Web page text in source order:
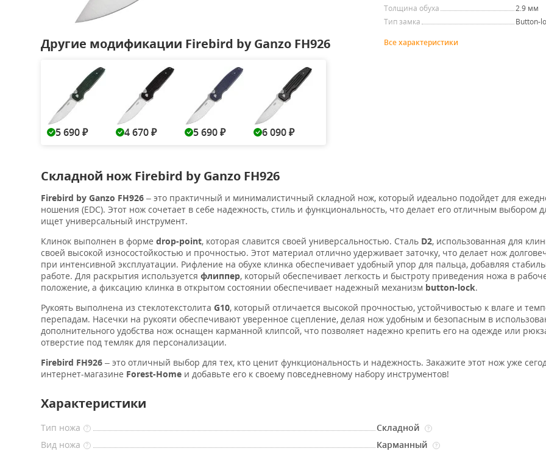
Другие модификации Firebird by Ganzo FH926
5 690 ₽ 4 670 ₽ 5 690 ₽ 6 090 ₽
Толщина обуха
2.9 мм
Тип замка
Button-
Все характеристики
Складной нож Firebird by Ganzo FH926
Firebird by Ganzo FH926 – это практичный и минималистичный складной нож, который идеально подойдет для
ношения (EDC). Этот нож сочетает в себе надежность, стиль и функциональность, что делает его отличным выбором
ищет универсальный инструмент.
Клинок выполнен в форме drop-point, которая славится своей универсальностью. Сталь D2, использованная для
своей высокой износостойкостью и прочностью. Этот материал отлично удерживает заточку, что делает нож
при интенсивной эксплуатации. Рифление на обухе клинка обеспечивает удобный упор для пальца, добавляя
работе. Для раскрытия используется флиппер, который обеспечивает легкость и быстроту приведения ножа в
положение, а фиксацию клинка в открытом состоянии обеспечивает надежный механизм button-lock.
Рукоять выполнена из стеклотекстолита G10, который отличается высокой прочностью, устойчивостью к влаге и
перепадам. Насечки на рукояти обеспечивают уверенное сцепление, делая нож удобным и безопасным в
дополнительного удобства нож оснащен карманной клипсой, что позволяет надежно крепить его на одежде или
отверстие под темляк для персонализации.
Firebird FH926 – это отличный выбор для тех, кто ценит функциональность и надежность. Закажите этот нож уже
интернет-магазине Forest-Home и добавьте его к своему повседневному набору инструментов!
Характеристики
Тип ножа ? Складной ?
Вид ножа ? Карманный ?